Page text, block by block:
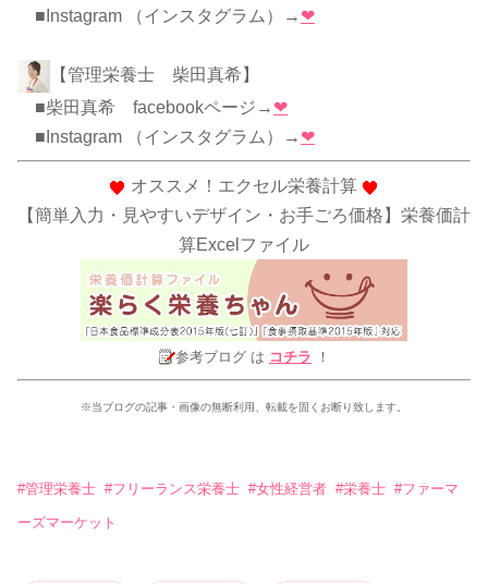
■Instagram （インスタグラム）→ ❤
【管理栄養士 柴田真希】
■柴田真希 facebookページ→ ❤
■Instagram （インスタグラム）→ ❤
オススメ！エクセル栄養計算
【簡単入力・見やすいデザイン・お手ごろ価格】栄養価計
算Excelファイル
参考ブログ は コチラ ！
※当ブログの記事・画像の無断利用、転載を固くお断り致します。
#管理栄養士 #フリーランス栄養士 #女性経営者 #栄養士 #ファーマ
ーズマーケット